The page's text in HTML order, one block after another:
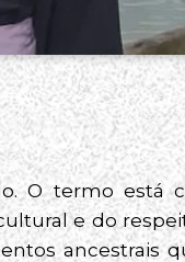
O termo está
e do
ancestrais